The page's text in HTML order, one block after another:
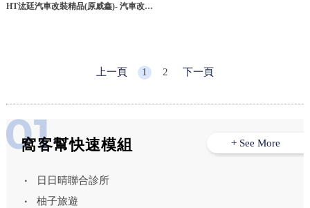
HT汯廷汽車改裝精品(原威鑫)- 汽車改
上一頁 1 2 下一頁
窩客幫快速模組
日日晴聯合診所
柚子旅遊
+ See More